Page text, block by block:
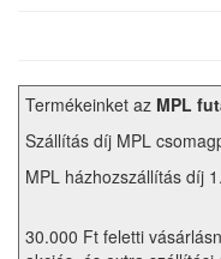
Termékeinket az MPL
Szállítás díj MPL
MPL házhozszállítás díj
30.000 Ft feletti